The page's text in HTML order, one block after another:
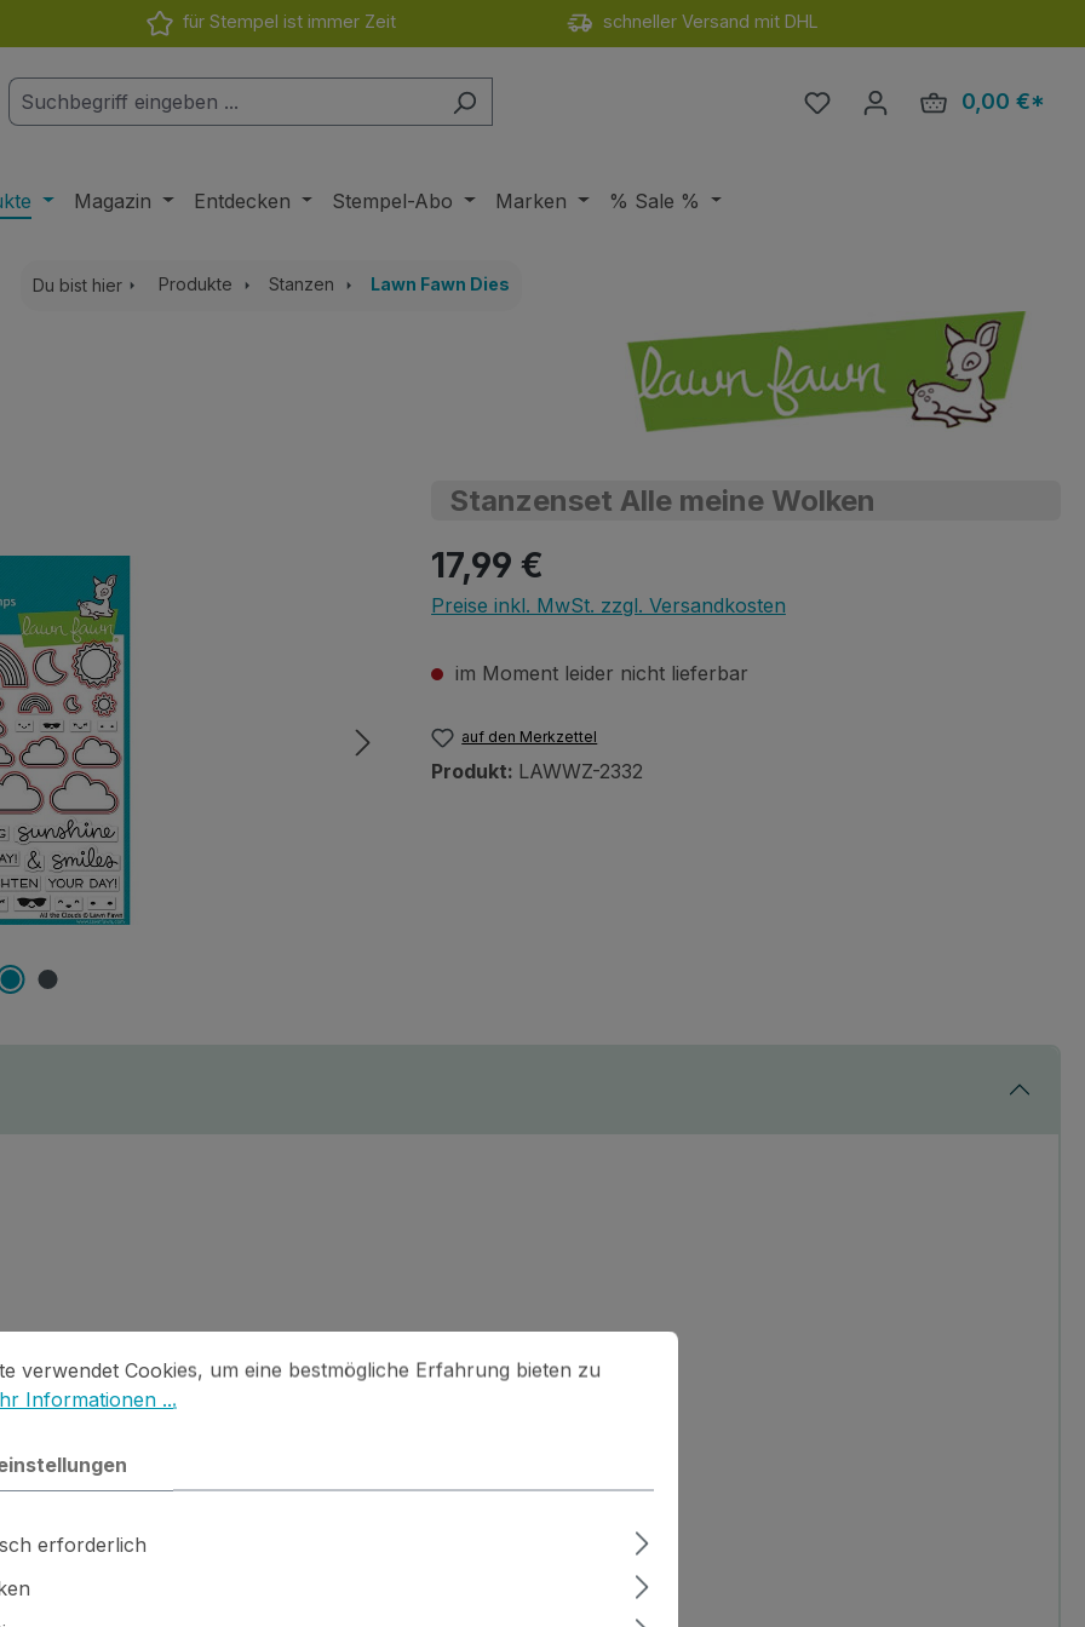
für Stempel ist immer Zeit schneller Versand mit DHL
Du hast 0 Produkte auf
0,00 €*
Magazin Entdecken Stempel-Abo Marken % Sale %
Du bist hier Produkte Stanzen Lawn Fawn Dies
Stanzenset Alle meine Wolken
Regulärer Preis:
17,99 €
Preise inkl. MwSt. zzgl. Versandkosten
im Moment leider nicht lieferbar
auf den Merkzettel
Produkt: LAWWZ-2332
(separat erhältlich).
⚙️ Kleinteile / scharfe Kanten · 🚫🍴 Nicht essbar
Cookies, um eine bestmögliche Erfahrung bieten zu können.
Mehr Informationen ...
verwendet Cookies, um eine bestmögliche Erfahrung bieten zu
Informationen ...
erforderlich